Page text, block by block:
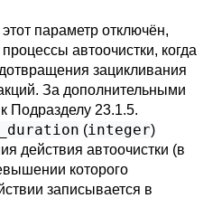
параметр отключён,
автоочистки, когда
зацикливания
За дополнительными
Подразделу 23.1.5.
(integer)
действия автоочистки (в
которого
записывается в